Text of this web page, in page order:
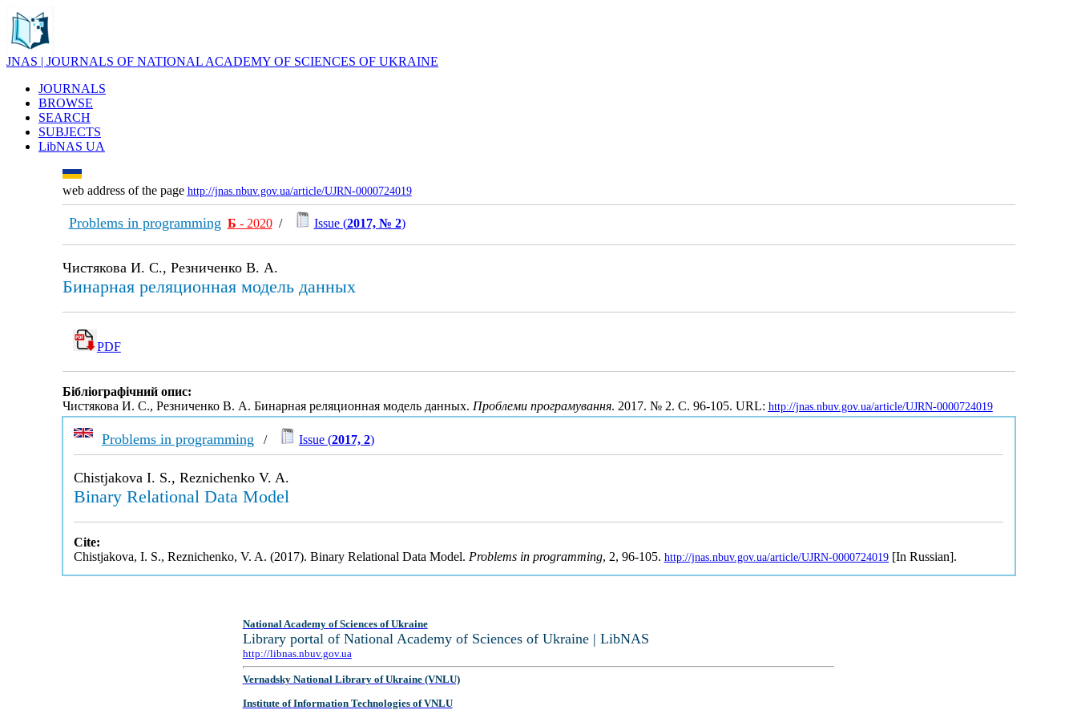
JNAS | JOURNALS OF NATIONAL ACADEMY OF SCIENCES OF UKRAINE
JOURNALS
BROWSE
SEARCH
SUBJECTS
LibNAS UA
web address of the page http://jnas.nbuv.gov.ua/article/UJRN-0000724019
Problems in programming Б - 2020/ Issue (2017, № 2)
Чистякова И. С., Резниченко В. А.
Бинарная реляционная модель данных
PDF
Бібліографічний опис:
Чистякова И. С., Резниченко В. А. Бинарная реляционная модель данных. Проблеми програмування. 2017. № 2. С. 96-105. URL: http://jnas.nbuv.gov.ua/article/UJRN-0000724019
Problems in programming / Issue (2017, 2)
Chistjakova I. S., Reznichenko V. A.
Binary Relational Data Model
Cite:
Chistjakova, I. S., Reznichenko, V. A. (2017). Binary Relational Data Model. Problems in programming, 2, 96-105. http://jnas.nbuv.gov.ua/article/UJRN-0000724019[In Russian].
National Academy of Sciences of Ukraine
Library portal of National Academy of Sciences of Ukraine | LibNAS
http://libnas.nbuv.gov.ua
Vernadsky National Library of Ukraine (VNLU)
Institute of Information Technologies of VNLU